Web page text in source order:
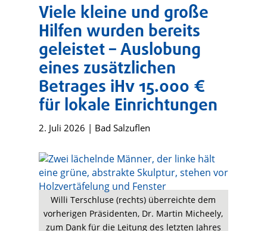
Viele kleine und große
Hilfen wurden bereits
geleistet – Auslobung
eines zusätzlichen
Betrages iHv 15.000 €
für lokale Einrichtungen
2. Juli 2026 | Bad Salzuflen
Willi Terschluse (rechts) überreichte dem
vorherigen Präsidenten, Dr. Martin Micheely,
zum Dank für die Leitung des letzten Jahres